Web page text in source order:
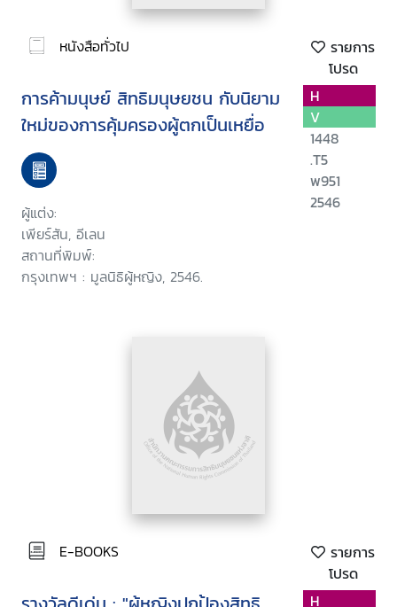
หนังสือทั่วไป
รายการ
โปรด
การค้ามนุษย์ สิทธิมนุษยชน กับนิยาม
ใหม่ของการคุ้มครองผู้ตกเป็นเหยื่อ
ผู้แต่ง:
เพียร์สัน, อีเลน
สถานที่พิมพ์:
กรุงเทพฯ : มูลนิธิผู้หญิง, 2546.
H
V
1448
.T5
พ951
2546
E-BOOKS
รายการ
โปรด
H